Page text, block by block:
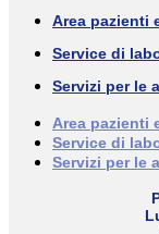
Area pazienti
Service di
Servizi per le
Area pazienti
Service di
Servizi per le